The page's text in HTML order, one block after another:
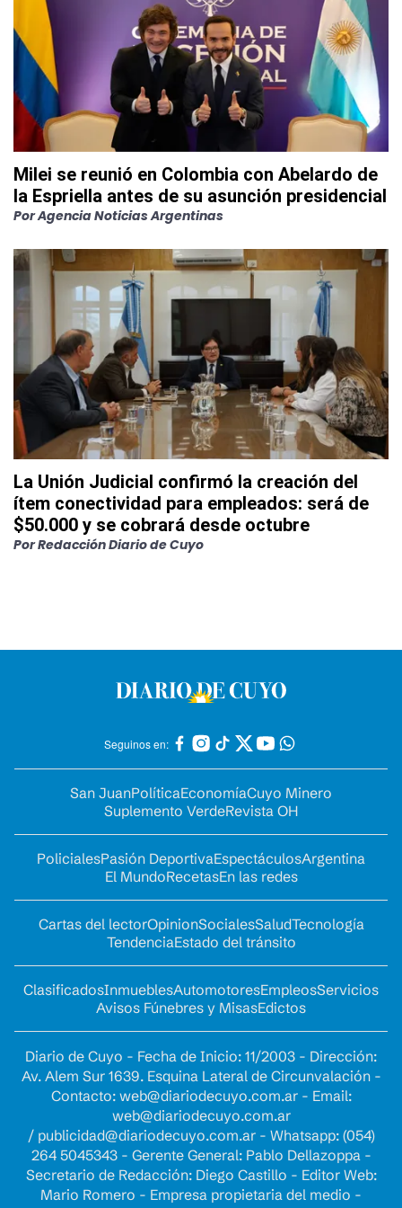
Milei se reunió en Colombia con Abelardo de
la Espriella antes de su asunción presidencial
PorAgencia Noticias Argentinas
La Unión Judicial confirmó la creación del
ítem conectividad para empleados: será de
$50.000 y se cobrará desde octubre
PorRedacción Diario de Cuyo
Seguinos en:
San JuanPolíticaEconomíaCuyo Minero
Suplemento VerdeRevista OH
PolicialesPasión DeportivaEspectáculosArgentina
El MundoRecetasEn las redes
Cartas del lectorOpinionSocialesSaludTecnología
TendenciaEstado del tránsito
ClasificadosInmueblesAutomotoresEmpleosServicios
Avisos Fúnebres y MisasEdictos
Diario de Cuyo - Fecha de Inicio: 11/2003 - Dirección:
Av. Alem Sur 1639. Esquina Lateral de Circunvalación -
Contacto: web@diariodecuyo.com.ar- Email:
web@diariodecuyo.com.ar
/ publicidad@diariodecuyo.com.ar- Whatsapp: (054)
264 5045343 - Gerente General: Pablo Dellazoppa -
Secretario de Redacción: Diego Castillo - Editor Web:
Mario Romero - Empresa propietaria del medio -